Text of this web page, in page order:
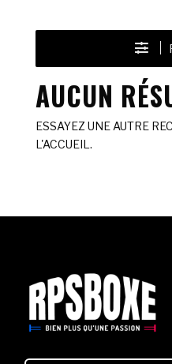
AUCUN
ESSAYEZ UNE AUTRE
L'ACCUEIL.